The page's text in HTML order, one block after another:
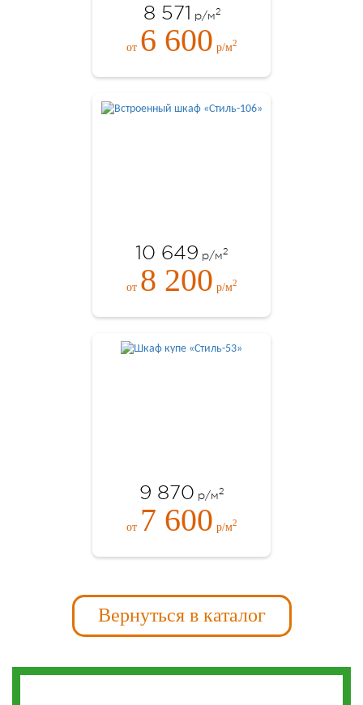
8 571 р/м2
от 6 600 р/м2
10 649 р/м2
от 8 200 р/м2
9 870 р/м2
от 7 600 р/м2
Вернуться в каталог